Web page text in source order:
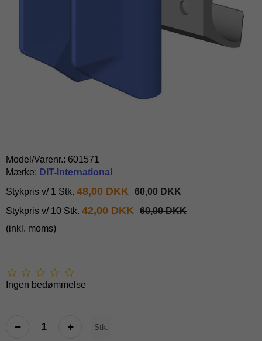
Model/Varenr.: 601571
Mærke: DIT-International
Stykpris v/ 1 Stk. 48,00 DKK
60,00 DKK
Stykpris v/ 10 Stk. 42,00 DKK
60,00 DKK
(inkl. moms)
Ingen bedømmelse
Stk.